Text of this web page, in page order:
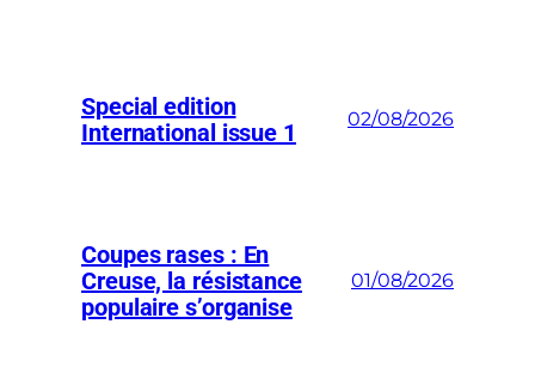
Special edition
International issue 1
02/08/2026
Coupes rases : En
Creuse, la résistance
populaire s’organise
01/08/2026